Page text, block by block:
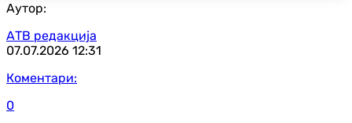
Аутор:
АТВ редакција
07.07.2026 12:31
Коментари:
0